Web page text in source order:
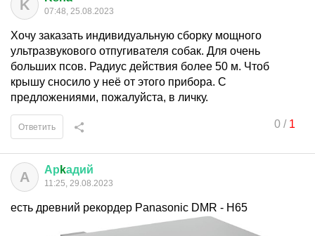
K 07:48, 25.08.2023
Хочу заказать индивидуальную сборку мощного
ультразвукового отпугивателя собак. Для очень
больших псов. Радиус действия более 50 м. Чтоб
крышу сносило у неё от этого прибора. С
предложениями, пожалуйста, в личку.
0/ 1
Ответить
А Ар kадий
11:25, 29.08.2023
есть древний рекордер Panasonic DMR - H65